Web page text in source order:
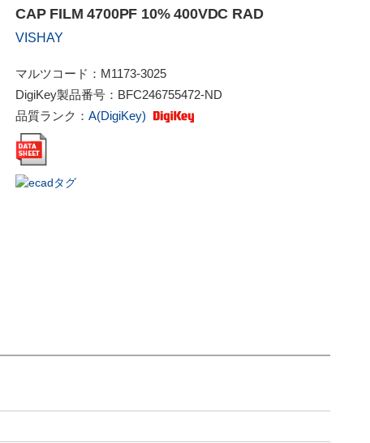
CAP FILM 4700PF 10% 400VDC RAD
VISHAY
マルツコード： M1173-3025
DigiKey製品番号： BFC246755472-ND
品質ランク： A(DigiKey)